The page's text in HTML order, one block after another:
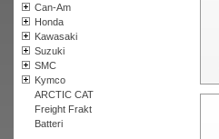
Can-Am
Honda
Kawasaki
Suzuki
SMC
Kymco
ARCTIC CAT
Freight Frakt
Batteri